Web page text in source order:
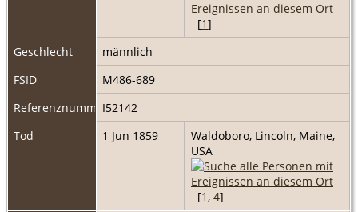
[1]
Geschlecht
männlich
FSID
M486-689
ReferenznummerI52142
Tod
1 Jun 1859
Waldoboro, Lincoln, Maine,
USA
[1 , 4]